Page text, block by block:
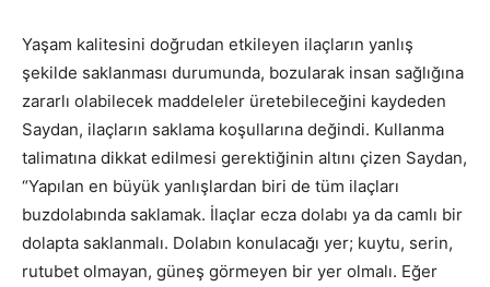
Yaşam kalitesini doğrudan etkileyen ilaçların yanlış
şekilde saklanması durumunda, bozularak insan sağlığına
zararlı olabilecek maddeleler üretebileceğini kaydeden
Saydan, ilaçların saklama koşullarına değindi. Kullanma
talimatına dikkat edilmesi gerektiğinin altını çizen Saydan,
“Yapılan en büyük yanlışlardan biri de tüm ilaçları
buzdolabında saklamak. İlaçlar ecza dolabı ya da camlı bir
dolapta saklanmalı. Dolabın konulacağı yer; kuytu, serin,
rutubet olmayan, güneş görmeyen bir yer olmalı. Eğer